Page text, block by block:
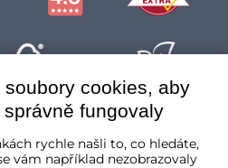
cookies, aby
fungovaly
rychle našli to, co hledáte,
vám například nezobrazovaly